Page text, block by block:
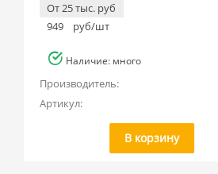
От 25 тыс. руб
949
руб/шт
Наличие: много
Производитель:
Артикул:
В корзину